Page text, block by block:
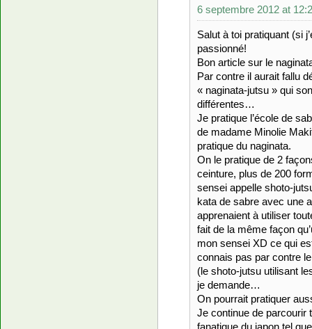
6 septembre 2012 at
Salut à toi pratiquant (si
passionné!
Bon article sur le
Par contre il aurait fallu
« naginata-jutsu » qui
différentes…
Je pratique l’école de
de madame Minolie
pratique du naginata.
On le pratique de 2
ceinture, plus de 200
sensei appelle shoto-
kata de sabre avec une
apprenaient à utiliser
fait de la même façon
mon sensei XD ce qui
connais pas par contre le
(le shoto-jutsu utilisant
je demande…
On pourrait pratiquer
Je continue de parcourir